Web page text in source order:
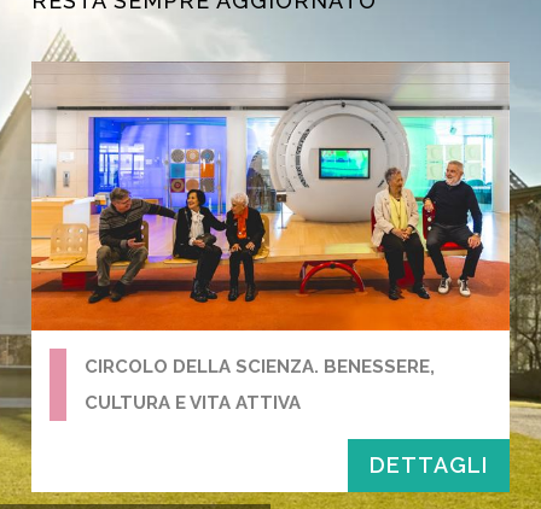
CIRCOLO DELLA SCIENZA. BENESSERE,
CULTURA E VITA ATTIVA
DETTAGLI